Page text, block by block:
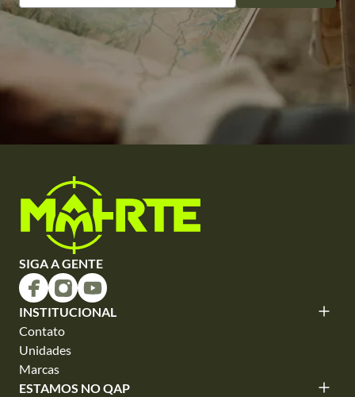
SIGA A GENTE
INSTITUCIONAL
Contato
Unidades
Marcas
ESTAMOS NO QAP